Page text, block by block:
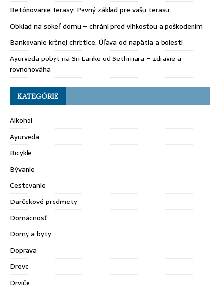
Betónovanie terasy: Pevný základ pre vašu terasu
Obklad na sokeľ domu – chráni pred vlhkosťou a poškodením
Bankovanie krčnej chrbtice: Úľava od napätia a bolesti
Ayurveda pobyt na Sri Lanke od Sethmara – zdravie a
rovnohováha
KATEGÓRIE
Alkohol
Ayurveda
Bicykle
Bývanie
Cestovanie
Darčekové predmety
Domácnosť
Domy a byty
Doprava
Drevo
Drviče